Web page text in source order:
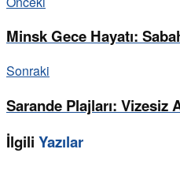
Minsk Gece Hayatı:
Sonraki
Sarande Plajları: Vizesiz
İlgili Yazılar